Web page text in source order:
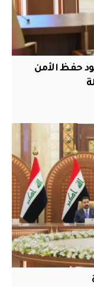
حفظ الأمن